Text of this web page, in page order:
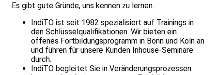
Es gibt gute Gründe, uns kennen zu lernen.
IndiTO ist seit 1982 spezialisiert auf Trainings in
den Schlüsselqualifikationen. Wir bieten ein
offenes Fortbildungsprogramm in Bonn und Köln an
und führen für unsere Kunden Inhouse-Seminare
durch.
IndiTO begleitet Sie in Veränderungsprozessen